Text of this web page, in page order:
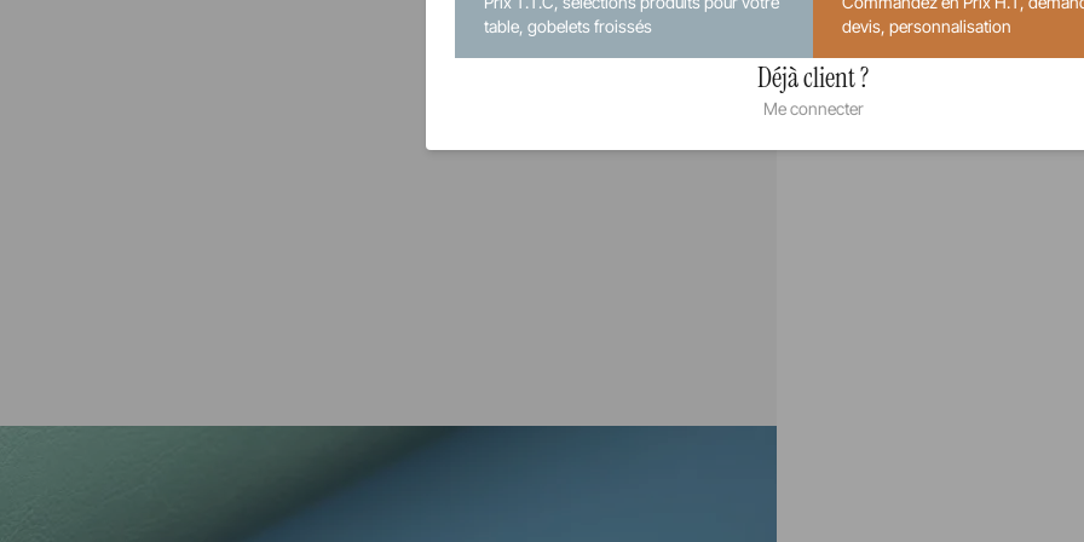
table, gobelets froissés
devis, personnalisation
Déjà client ?
Me connecter